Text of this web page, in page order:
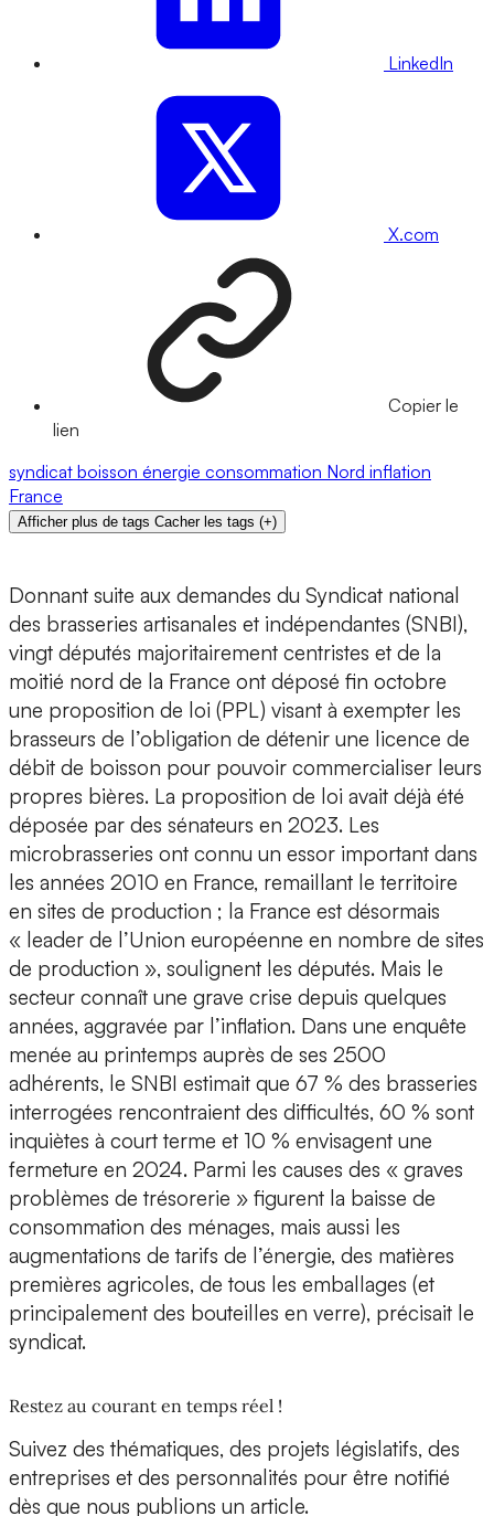
LinkedIn
X.com
Copier le
lien
syndicat boisson énergie consommation Nord inflation
France
Afficher plus de tags Cacher les tags (+)
Donnant suite aux demandes du Syndicat national
des brasseries artisanales et indépendantes (SNBI),
vingt députés majoritairement centristes et de la
moitié nord de la France ont déposé fin octobre
une proposition de loi (PPL) visant à exempter les
brasseurs de l’obligation de détenir une licence de
débit de boisson pour pouvoir commercialiser leurs
propres bières. La proposition de loi avait déjà été
déposée par des sénateurs en 2023. Les
microbrasseries ont connu un essor important dans
les années 2010 en France, remaillant le territoire
en sites de production ; la France est désormais
« leader de l’Union européenne en nombre de sites
de production », soulignent les députés. Mais le
secteur connaît une grave crise depuis quelques
années, aggravée par l’inflation. Dans une enquête
menée au printemps auprès de ses 2500
adhérents, le SNBI estimait que 67 % des brasseries
interrogées rencontraient des difficultés, 60 % sont
inquiètes à court terme et 10 % envisagent une
fermeture en 2024. Parmi les causes des « graves
problèmes de trésorerie » figurent la baisse de
consommation des ménages, mais aussi les
augmentations de tarifs de l’énergie, des matières
premières agricoles, de tous les emballages (et
principalement des bouteilles en verre), précisait le
syndicat.
Restez au courant en temps réel !
Suivez des thématiques, des projets législatifs, des
entreprises et des personnalités pour être notifié
dès que nous publions un article.